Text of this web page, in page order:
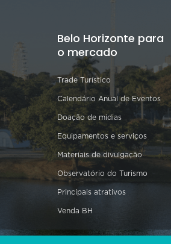
Belo Horizonte para
o mercado
Trade Turístico
Calendário Anual de Eventos
Doação de mídias
Equipamentos e serviços
Materiais de divulgação
Observatório do Turismo
Principais atrativos
Venda BH